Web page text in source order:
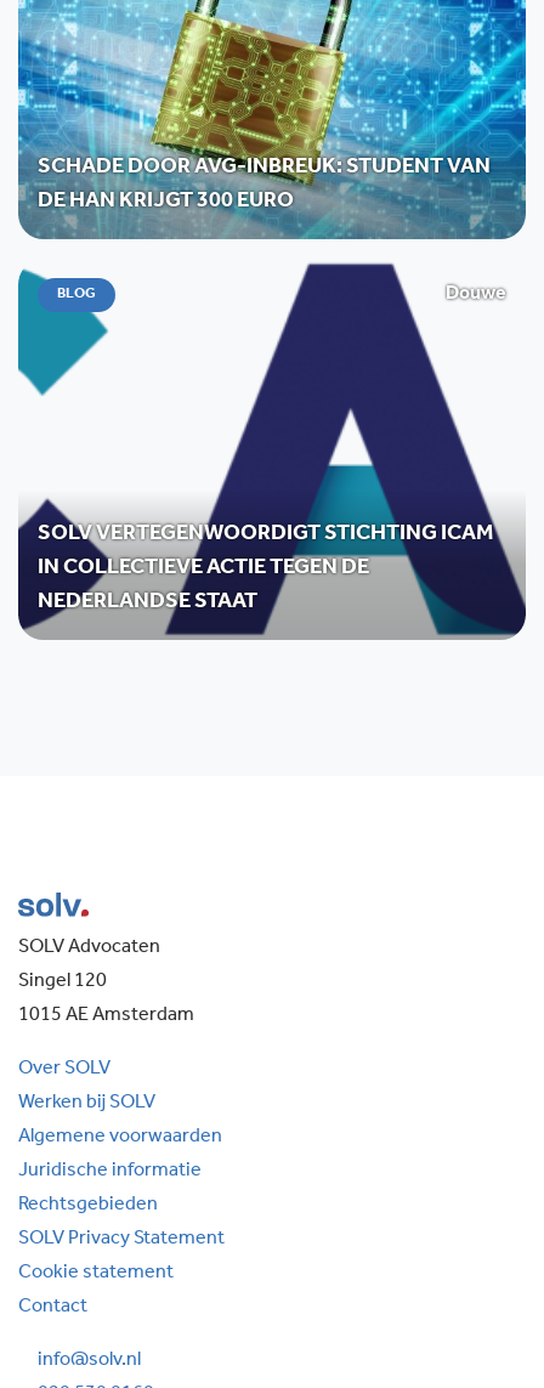
SCHADE DOOR AVG-INBREUK: STUDENT VAN
DE HAN KRIJGT 300 EURO
BLOG Douwe
SOLV VERTEGENWOORDIGT STICHTING ICAM
IN COLLECTIEVE ACTIE TEGEN DE
NEDERLANDSE STAAT
SOLV Advocaten
Singel 120
1015 AE Amsterdam
Over SOLV
Werken bij SOLV
Algemene voorwaarden
Juridische informatie
Rechtsgebieden
SOLV Privacy Statement
Cookie statement
Contact
info@solv.nl